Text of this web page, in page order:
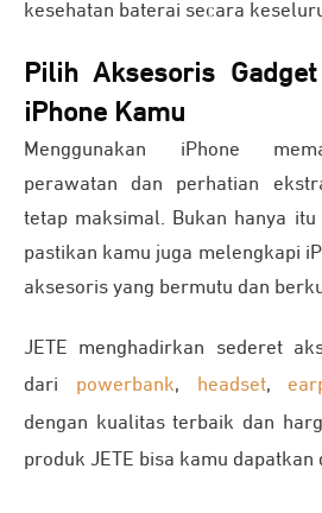
kesehatan baterai secara
Pilih Aksesoris
iPhone Kamu
Menggunakan iPhone
perawatan dan perhatian
tetap maksimal. Bukan hanya
pastikan kamu juga melengkapi
aksesoris yang bermutu dan
JETE menghadirkan sederet
dari powerbank, headset,
dengan kualitas terbaik dan
produk JETE bisa kamu dapatkan